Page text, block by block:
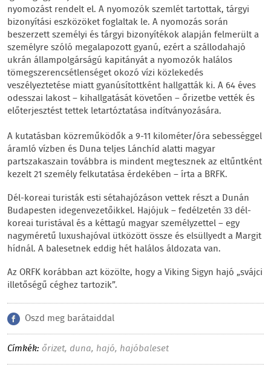
nyomozást rendelt el. A nyomozók szemlét tartottak, tárgyi
bizonyítási eszközöket foglaltak le. A nyomozás során
beszerzett személyi és tárgyi bizonyítékok alapján felmerült a
személyre szóló megalapozott gyanú, ezért a szállodahajó
ukrán állampolgárságú kapitányát a nyomozók halálos
tömegszerencsétlenséget okozó vízi közlekedés
veszélyeztetése miatt gyanúsítottként hallgatták ki. A 64 éves
odesszai lakost – kihallgatását követően – őrizetbe vették és
előterjesztést tettek letartóztatása indítványozására.
A kutatásban közreműködők a 9-11 kilométer/óra sebességgel
áramló vízben és Duna teljes Lánchíd alatti magyar
partszakaszain továbbra is mindent megtesznek az eltűntként
kezelt 21 személy felkutatása érdekében – írta a BRFK.
Dél-koreai turisták esti sétahajózáson vettek részt a Dunán
Budapesten idegenvezetőikkel. Hajójuk – fedélzetén 33 dél-
koreai turistával és a kéttagú magyar személyzettel – egy
nagyméretű luxushajóval ütközött össze és elsüllyedt a Margit
hídnál. A balesetnek eddig hét halálos áldozata van.
Az ORFK korábban azt közölte, hogy a Viking Sigyn hajó „svájci
illetőségű céghez tartozik”.
Oszd meg barátaiddal
Címkék: őrizet, duna, hajó, hajóbaleset